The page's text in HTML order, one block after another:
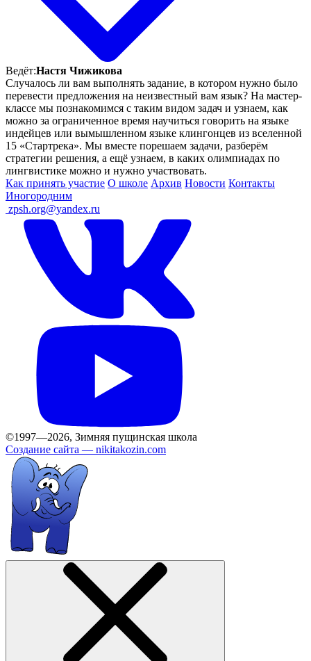
Ведёт:Настя Чижикова
Случалось ли вам выполнять задание, в котором нужно было
перевести предложения на неизвестный вам язык? На мастер-
классе мы познакомимся с таким видом задач и узнаем, как
можно за ограниченное время научиться говорить на языке
индейцев или вымышленном языке клингонцев из вселенной
15 «Стартрека». Мы вместе порешаем задачи, разберём
стратегии решения, а ещё узнаем, в каких олимпиадах по
лингвистике можно и нужно участвовать.
Как принять участие О школе Архив Новости Контакты
Иногородним
zpsh.org@yandex.ru
©1997—2026, Зимняя пущинская школа
Создание сайта — nikitakozin.com